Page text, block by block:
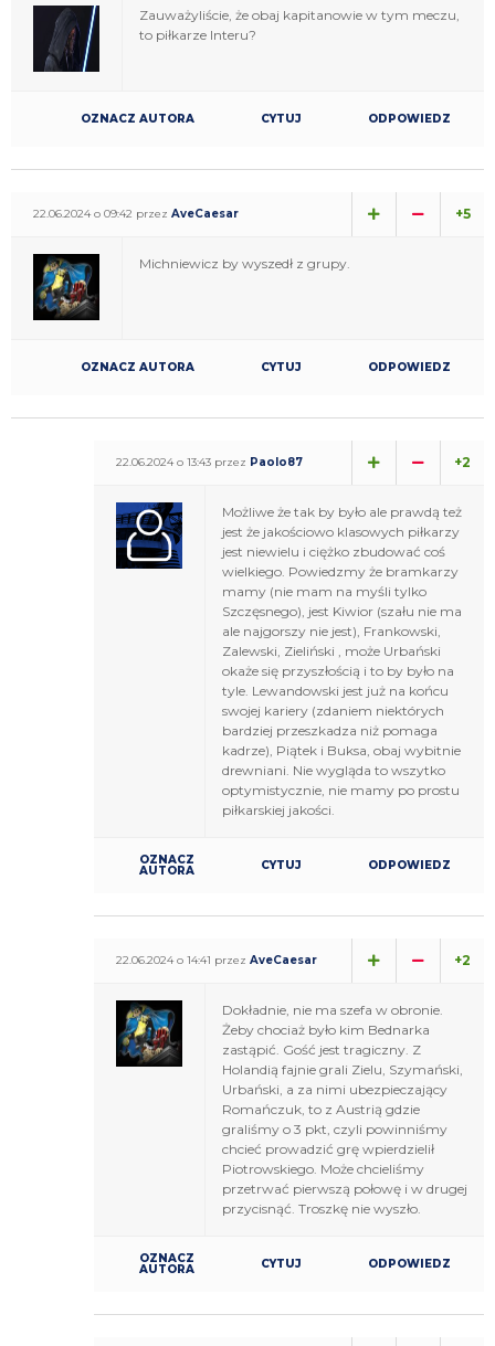
Zauważyliście, że obaj kapitanowie w tym meczu,
to piłkarze Interu?
OZNACZ AUTORA CYTUJ ODPOWIEDZ
22.06.2024 o 09:42 przez AveCaesar +5
Michniewicz by wyszedł z grupy.
OZNACZ AUTORA CYTUJ ODPOWIEDZ
22.06.2024 o 13:43 przez Paolo87 +2
Możliwe że tak by było ale prawdą też
jest że jakościowo klasowych piłkarzy
jest niewielu i ciężko zbudować coś
wielkiego. Powiedzmy że bramkarzy
mamy (nie mam na myśli tylko
Szczęsnego), jest Kiwior (szału nie ma
ale najgorszy nie jest), Frankowski,
Zalewski, Zieliński , może Urbański
okaże się przyszłością i to by było na
tyle. Lewandowski jest już na końcu
swojej kariery (zdaniem niektórych
bardziej przeszkadza niż pomaga
kadrze), Piątek i Buksa, obaj wybitnie
drewniani. Nie wygląda to wszytko
optymistycznie, nie mamy po prostu
piłkarskiej jakości.
OZNACZ
AUTORA CYTUJ ODPOWIEDZ
22.06.2024 o 14:41 przez AveCaesar +2
Dokładnie, nie ma szefa w obronie.
Żeby chociaż było kim Bednarka
zastąpić. Gość jest tragiczny. Z
Holandią fajnie grali Zielu, Szymański,
Urbański, a za nimi ubezpieczający
Romańczuk, to z Austrią gdzie
graliśmy o 3 pkt, czyli powinniśmy
chcieć prowadzić grę wpierdzielił
Piotrowskiego. Może chcieliśmy
przetrwać pierwszą połowę i w drugej
przycisnąć. Troszkę nie wyszło.
OZNACZ
AUTORA CYTUJ ODPOWIEDZ